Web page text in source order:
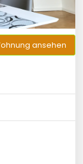
ansehen